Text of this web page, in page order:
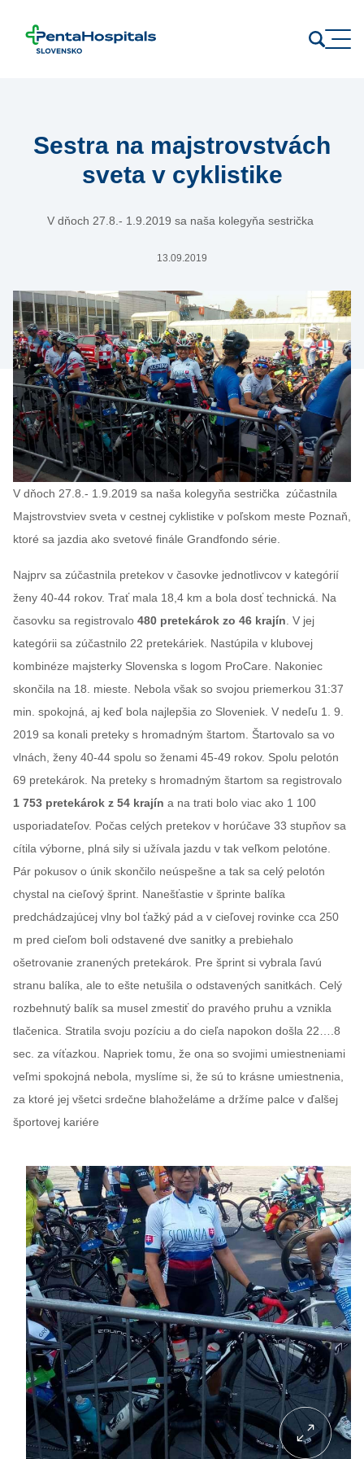
Sestra na majstrovstvách
sveta v cyklistike
V dňoch 27.8.- 1.9.2019 sa naša kolegyňa sestrička
13.09.2019
V dňoch 27.8.- 1.9.2019 sa naša kolegyňa sestrička zúčastnila
Majstrovstviev sveta v cestnej cyklistike v poľskom meste Poznaň,
ktoré sa jazdia ako svetové finále Grandfondo série.
Najprv sa zúčastnila pretekov v časovke jednotlivcov v kategórií
ženy 40-44 rokov. Trať mala 18,4 km a bola dosť technická. Na
časovku sa registrovalo 480 pretekárok zo 46 krajín . V jej
kategórii sa zúčastnilo 22 pretekáriek. Nastúpila v klubovej
kombinéze majsterky Slovenska s logom ProCare. Nakoniec
skončila na 18. mieste. Nebola však so svojou priemerkou 31:37
min. spokojná, aj keď bola najlepšia zo Sloveniek. V nedeľu 1. 9.
2019 sa konali preteky s hromadným štartom. Štartovalo sa vo
vlnách, ženy 40-44 spolu so ženami 45-49 rokov. Spolu pelotón
69 pretekárok. Na preteky s hromadným štartom sa registrovalo
1 753 pretekárok z 54 krajín a na trati bolo viac ako 1 100
usporiadateľov. Počas celých pretekov v horúčave 33 stupňov sa
cítila výborne, plná sily si užívala jazdu v tak veľkom pelotóne.
Pár pokusov o únik skončilo neúspešne a tak sa celý pelotón
chystal na cieľový šprint. Nanešťastie v šprinte balíka
predchádzajúcej vlny bol ťažký pád a v cieľovej rovinke cca 250
m pred cieľom boli odstavené dve sanitky a prebiehalo
ošetrovanie zranených pretekárok. Pre šprint si vybrala ľavú
stranu balíka, ale to ešte netušila o odstavených sanitkách. Celý
rozbehnutý balík sa musel zmestiť do pravého pruhu a vznikla
tlačenica. Stratila svoju pozíciu a do cieľa napokon došla 22….8
sec. za víťazkou. Napriek tomu, že ona so svojimi umiestneniami
veľmi spokojná nebola, myslíme si, že sú to krásne umiestnenia,
za ktoré jej všetci srdečne blahoželáme a držíme palce v ďalšej
športovej kariére